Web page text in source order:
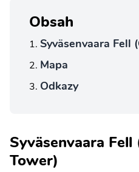
Obsah
Syväsenvaara Fell
Mapa
Odkazy
Syväsenvaara
Tower)